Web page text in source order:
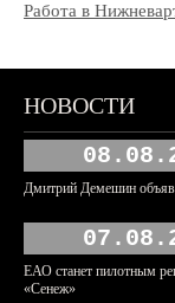
Работа в
НОВОСТИ
Дмитрий Демешин
ЕАО станет пилотным
«Сенеж»